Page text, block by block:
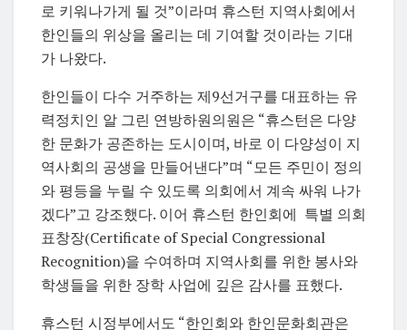
로 키워나가게 될 것”이라며 휴스턴 지역사회에서
한인들의 위상을 올리는 데 기여할 것이라는 기대
가 나왔다.
한인들이 다수 거주하는 제9선거구를 대표하는 유
력정치인 알 그린 연방하원의원은 “휴스턴은 다양
한 문화가 공존하는 도시이며, 바로 이 다양성이 지
역사회의 공생을 만들어낸다”며 “모든 주민이 정의
와 평등을 누릴 수 있도록 의회에서 계속 싸워 나가
겠다”고 강조했다. 이어 휴스턴 한인회에 특별 의회
표창장(Certificate of Special Congressional
Recognition)을 수여하며 지역사회를 위한 봉사와
학생들을 위한 장학 사업에 깊은 감사를 표했다.
휴스턴 시정부에서도 “한인회와 한인문화회관은